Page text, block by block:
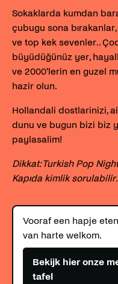
Sokaklarda kumdan
çubugu sona
ve top kek sevenler..
büyüdüğünüz yer,
ve 2000'lerin en guzel
hazir olun.
Hollandali dostlarinizi,
dunu ve bugun bizi biz
paylasalim!
Dikkat: Turkish Pop
Kapıda kimlik sorulabilir.
Vooraf een hapje
van harte welkom.
Bekijk hier onze
tafel